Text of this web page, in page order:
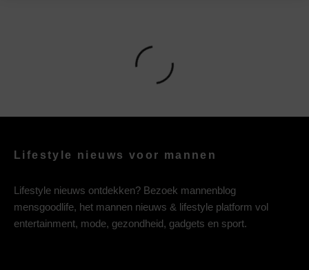
Lifestyle nieuws voor mannen
Lifestyle nieuws ontdekken? Bezoek mannenblog
mensgoodlife, het mannen nieuws & lifestyle platform vol
entertainment, mode, gezondheid, gadgets en sport.